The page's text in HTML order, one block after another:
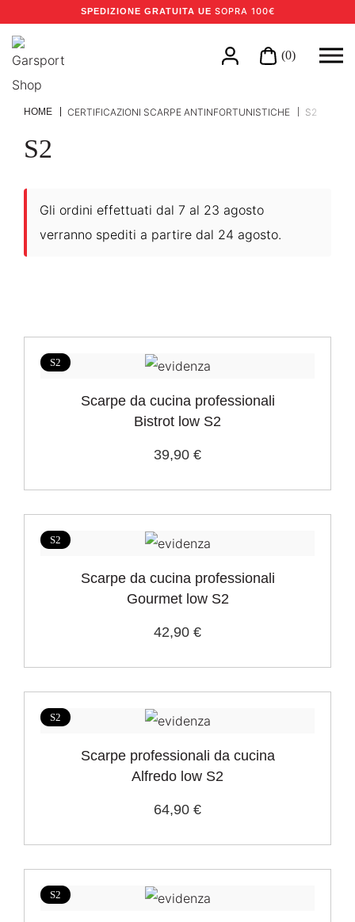
SPEDIZIONE GRATUITA UE SOPRA 100€
(0)
HOME CERTIFICAZIONI SCARPE ANTINFORTUNISTICHE S2
S2
Gli ordini effettuati dal 7 al 23 agosto
verranno spediti a partire dal 24 agosto.
HO.RE.CA. ristorazione 8
PU monodensità 8
Taglie
€
S2
Scarpe da cucina professionali
Bistrot low S2
39,90 €
S2
Scarpe da cucina professionali
Gourmet low S2
42,90 €
S2
Scarpe professionali da cucina
Alfredo low S2
64,90 €
S2